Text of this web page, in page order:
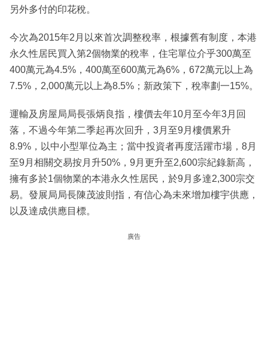
另外多付的印花稅。
今次為2015年2月以來首次調整稅率，根據舊有制度，本港
永久性居民買入第2個物業的稅率，住宅單位介乎300萬至
400萬元為4.5%，400萬至600萬元為6%，672萬元以上為
7.5%，2,000萬元以上為8.5%；新政策下，稅率劃一15%。
運輸及房屋局局長張炳良指，樓價去年10月至今年3月回
落，不過今年第二季起再次回升，3月至9月樓價累升
8.9%，以中小型單位為主；當中投資者再度活躍市場，8月
至9月相關交易按月升50%，9月更升至2,600宗紀錄新高，
擁有多於1個物業的本港永久性居民，於9月多達2,300宗交
易。發展局局長陳茂波則指，有信心為未來增加樓宇供應，
以及達成供應目標。
廣告